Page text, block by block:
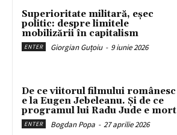
Superioritate militară, eșec
politic: despre limitele
mobilizării în capitalism
ENTER Giorgian Guțoiu - 9 iunie 2026
De ce viitorul filmului românesc
e la Eugen Jebeleanu. Și de ce
programul lui Radu Jude e mort
ENTER Bogdan Popa - 27 aprilie 2026